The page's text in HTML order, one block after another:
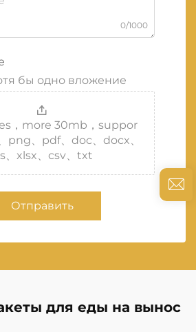
0/1000
бы одно вложение
，more 30mb，suppor
png、pdf、doc、docx、
、xlsx、csv、txt
Отправить
для еды на вынос